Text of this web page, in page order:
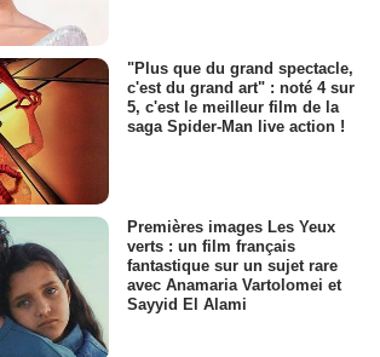
"Plus que du grand spectacle,
c'est du grand art" : noté 4 sur
5, c'est le meilleur film de la
saga Spider-Man live action !
Premières images Les Yeux
verts : un film français
fantastique sur un sujet rare
avec Anamaria Vartolomei et
Sayyid El Alami